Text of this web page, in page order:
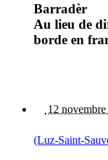
Barradèr
Au lieu de
borde en
12
(Luz-Saint-